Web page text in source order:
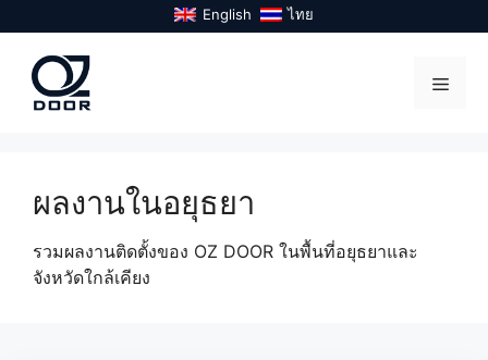
to
content
English ไทย
ผลงานในอยุธยา
รวมผลงานติดตั้งของ OZ DOOR ในพื้นที่อยุธยาและ
จังหวัดใกล้เคียง